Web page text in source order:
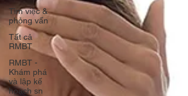
Tìm việc &
phỏng vấn
Tất cả
RMBT
RMBT -
Khám phá
và lập kế
hoạch sn